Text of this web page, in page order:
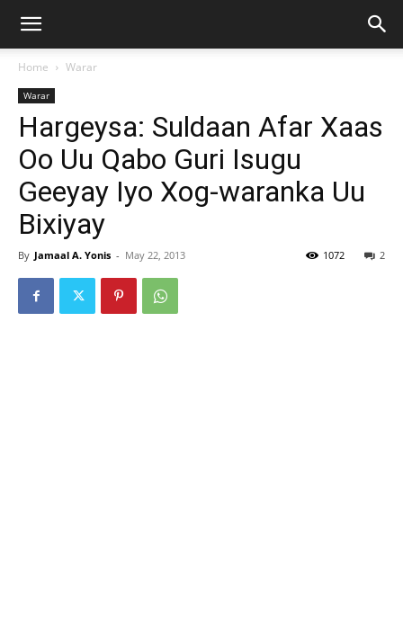
Home Warar
Warar
Hargeysa: Suldaan Afar Xaas
Oo Uu Qabo Guri Isugu
Geeyay Iyo Xog-waranka Uu
Bixiyay
By Jamaal A. Yonis - May 22, 2013 2
1072